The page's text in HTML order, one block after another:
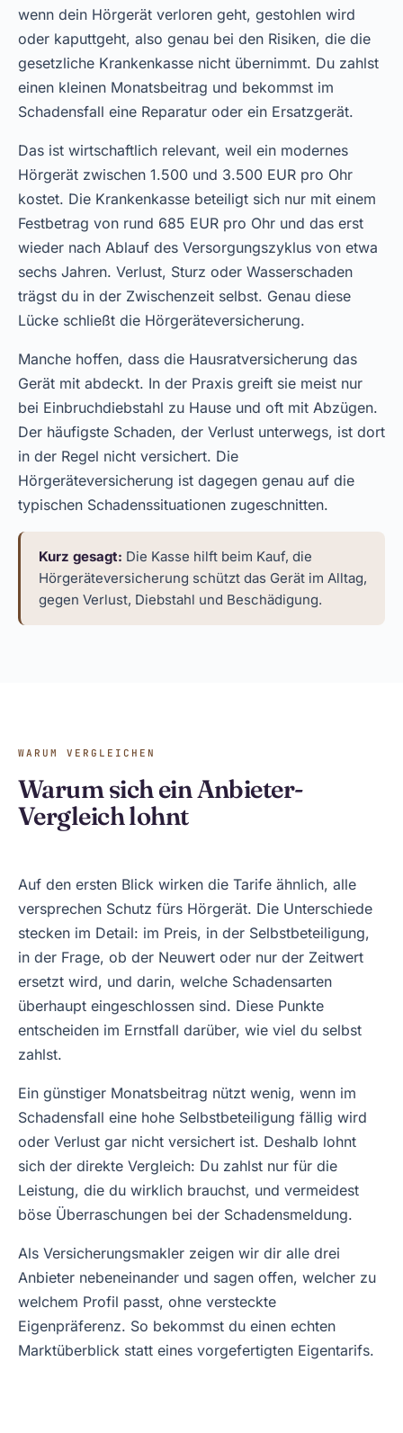
wenn dein Hörgerät verloren geht, gestohlen wird
oder kaputtgeht, also genau bei den Risiken, die die
gesetzliche Krankenkasse nicht übernimmt. Du zahlst
einen kleinen Monatsbeitrag und bekommst im
Schadensfall eine Reparatur oder ein Ersatzgerät.
Das ist wirtschaftlich relevant, weil ein modernes
Hörgerät zwischen 1.500 und 3.500 EUR pro Ohr
kostet. Die Krankenkasse beteiligt sich nur mit einem
Festbetrag von rund 685 EUR pro Ohr und das erst
wieder nach Ablauf des Versorgungszyklus von etwa
sechs Jahren. Verlust, Sturz oder Wasserschaden
trägst du in der Zwischenzeit selbst. Genau diese
Lücke schließt die Hörgeräteversicherung.
Manche hoffen, dass die Hausratversicherung das
Gerät mit abdeckt. In der Praxis greift sie meist nur
bei Einbruchdiebstahl zu Hause und oft mit Abzügen.
Der häufigste Schaden, der Verlust unterwegs, ist dort
in der Regel nicht versichert. Die
Hörgeräteversicherung ist dagegen genau auf die
typischen Schadenssituationen zugeschnitten.
Kurz gesagt: Die Kasse hilft beim Kauf, die
Hörgeräteversicherung schützt das Gerät im Alltag,
gegen Verlust, Diebstahl und Beschädigung.
WARUM VERGLEICHEN
Warum sich ein Anbieter-
Vergleich lohnt
Auf den ersten Blick wirken die Tarife ähnlich, alle
versprechen Schutz fürs Hörgerät. Die Unterschiede
stecken im Detail: im Preis, in der Selbstbeteiligung,
in der Frage, ob der Neuwert oder nur der Zeitwert
ersetzt wird, und darin, welche Schadensarten
überhaupt eingeschlossen sind. Diese Punkte
entscheiden im Ernstfall darüber, wie viel du selbst
zahlst.
Ein günstiger Monatsbeitrag nützt wenig, wenn im
Schadensfall eine hohe Selbstbeteiligung fällig wird
oder Verlust gar nicht versichert ist. Deshalb lohnt
sich der direkte Vergleich: Du zahlst nur für die
Leistung, die du wirklich brauchst, und vermeidest
böse Überraschungen bei der Schadensmeldung.
Als Versicherungsmakler zeigen wir dir alle drei
Anbieter nebeneinander und sagen offen, welcher zu
welchem Profil passt, ohne versteckte
Eigenpräferenz. So bekommst du einen echten
Marktüberblick statt eines vorgefertigten Eigentarifs.